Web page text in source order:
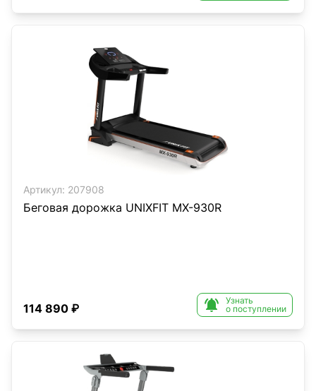
Артикул: 207908
Беговая дорожка UNIXFIT MX-930R
114 890 ₽ 
Узнать
о поступлении